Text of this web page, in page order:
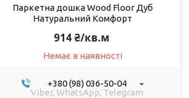
Паркетна дошка Wood Floor Дуб
Натуральний Комфорт
914 ₴/кв.м
Немає в наявності
+380 (98) 036-50-04
Viber, WhatsApp, Telegram